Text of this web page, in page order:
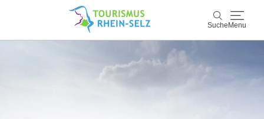
Suche Menu
Rhein-Selz